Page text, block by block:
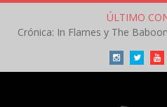
ÚLTIMO
InstagramTwitter